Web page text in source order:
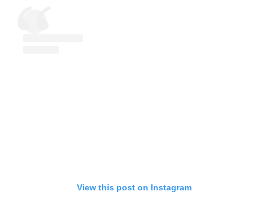
View this post on Instagram